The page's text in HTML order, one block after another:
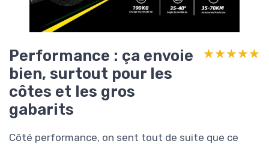
Performance : ça envoie
bien, surtout pour les
côtes et les gros
gabarits
★★★★★
★★★★★
Côté performance, on sent tout de suite que ce